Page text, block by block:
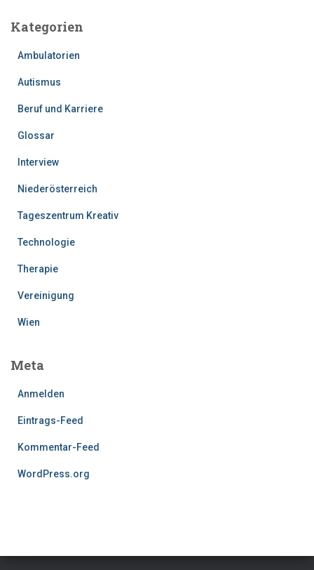
Kategorien
Ambulatorien
Autismus
Beruf und Karriere
Glossar
Interview
Niederösterreich
Tageszentrum Kreativ
Technologie
Therapie
Vereinigung
Wien
Meta
Anmelden
Eintrags-Feed
Kommentar-Feed
WordPress.org